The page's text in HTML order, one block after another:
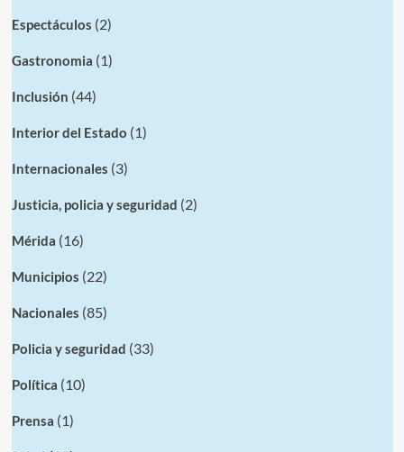
Espectáculos (2)
Gastronomia (1)
Inclusión (44)
Interior del Estado (1)
Internacionales (3)
Justicia, policia y seguridad (2)
Mérida (16)
Municipios (22)
Nacionales (85)
Policia y seguridad (33)
Política (10)
Prensa (1)